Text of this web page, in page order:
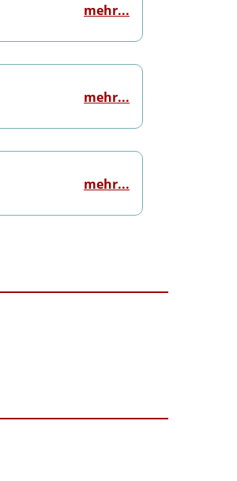
mehr...
mehr...
mehr...